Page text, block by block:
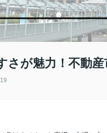
さが魅力！不動